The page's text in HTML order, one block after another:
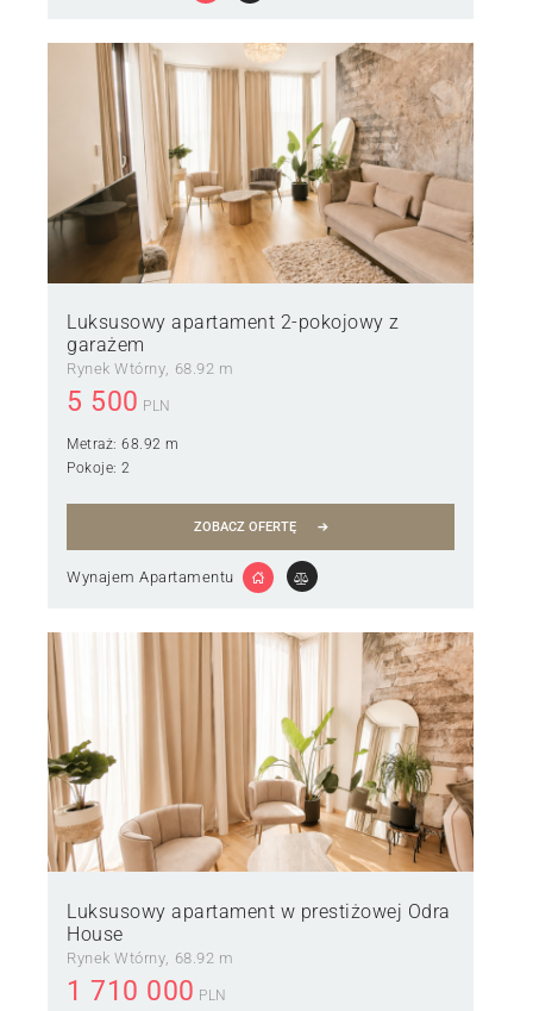
Luksusowy apartament 2-pokojowy z
garażem
Rynek Wtórny 68.92 m
5 500 PLN
Metraż: 68.92 m
Pokoje: 2
ZOBACZ OFERTĘ
Wynajem Apartamentu
Luksusowy apartament w prestiżowej Odra
House
Rynek Wtórny 68.92 m
1 710 000 PLN